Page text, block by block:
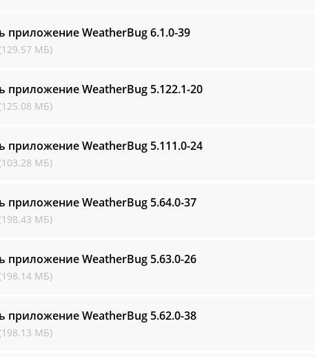
приложение WeatherBug6.1.0-39
МБ)
приложение WeatherBug 5.122.1-20
МБ)
приложение WeatherBug 5.111.0-24
МБ)
приложение WeatherBug 5.64.0-37
МБ)
приложение WeatherBug 5.63.0-26
МБ)
приложение WeatherBug 5.62.0-38
МБ)